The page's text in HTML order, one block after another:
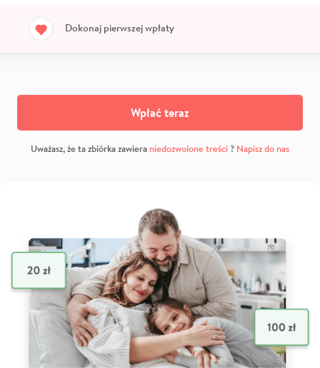
Dokonaj pierwszej wpłaty
Wpłać teraz
Uważasz, że ta zbiórka zawiera niedozwolone treści? Napisz do nas